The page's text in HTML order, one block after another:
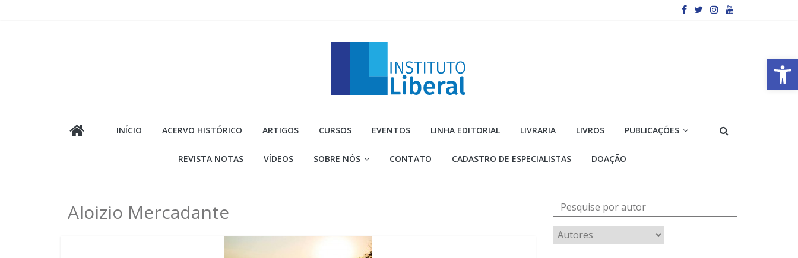
Barra de Ferramentas Aberta
Liberal
mais
importante
INÍCIO ACERVO HISTÓRICO ARTIGOS CURSOS EVENTOS LINHA EDITORIAL LIVRARIA LIVROS PUBLICAÇÕES
REVISTA NOTAS VÍDEOS SOBRE NÓS CONTATO CADASTRO DE ESPECIALISTAS DOAÇÃO
Aloizio Mercadante Pesquise por autor